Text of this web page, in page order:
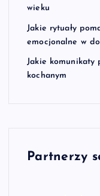
wieku
Jakie rytuały
emocjonalne w
Jakie komunikaty
kochanym
Partnerzy